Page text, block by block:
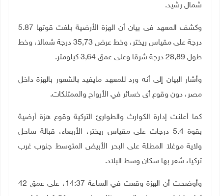
شمال رشيد.
وكشف المعهد فى بيان أن الهزة الأرضية بلغت قوتها 5.87
درجة على مقياس ريختر، وخط عرض 35,73 درجة شمالا، وخط
طول 28,89 درجة شرقا وعلى عمق 3,64 كيلومتر.
وأشار البيان إلى أنه ورد للمعهد مايفيد بالشعور بالهزة داخل
مصر، دون وقوع أى خسائر في الأرواح والممتلكات.
كما أعلنت إدارة الكوارث والطوارئ التركية وقوع هزة أرضية
بقوة
5.4 درجات على مقياس ريختر، الأربعاء، قبالة ساحل
ولاية موغلا المطلة على البحر الأبيض المتوسط جنوب غرب
تركيا، شعر بها سكان وسط البلاد.
وأوضحت أن الهزة وقعت في الساعة 14:37، على عمق 42